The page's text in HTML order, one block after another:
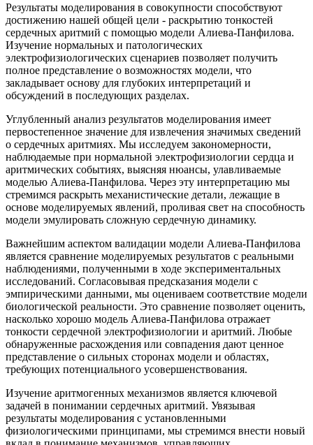
Результаты моделирования в совокупности способствуют
достижению нашей общей цели - раскрытию тонкостей
сердечных аритмий с помощью модели Алиева-Панфилова.
Изучение нормальных и патологических
электрофизиологических сценариев позволяет получить
полное представление о возможностях модели, что
закладывает основу для глубоких интерпретаций и
обсуждений в последующих разделах.
Углубленный анализ результатов моделирования имеет
первостепенное значение для извлечения значимых сведений
о сердечных аритмиях. Мы исследуем закономерности,
наблюдаемые при нормальной электрофизиологии сердца и
аритмических событиях, выясняя нюансы, улавливаемые
моделью Алиева-Панфилова. Через эту интерпретацию мы
стремимся раскрыть механистические детали, лежащие в
основе моделируемых явлений, проливая свет на способность
модели эмулировать сложную сердечную динамику.
Важнейшим аспектом валидации модели Алиева-Панфилова
является сравнение моделируемых результатов с реальными
наблюдениями, полученными в ходе экспериментальных
исследований. Согласовывая предсказания модели с
эмпирическими данными, мы оцениваем соответствие модели
биологической реальности. Это сравнение позволяет оценить,
насколько хорошо модель Алиева-Панфилова отражает
тонкости сердечной электрофизиологии и аритмий. Любые
обнаруженные расхождения или совпадения дают ценное
представление о сильных сторонах модели и областях,
требующих потенциального усовершенствования.
Изучение аритмогенных механизмов является ключевой
задачей в понимании сердечных аритмий. Увязывая
результаты моделирования с установленными
физиологическими принципами, мы стремимся внести новый